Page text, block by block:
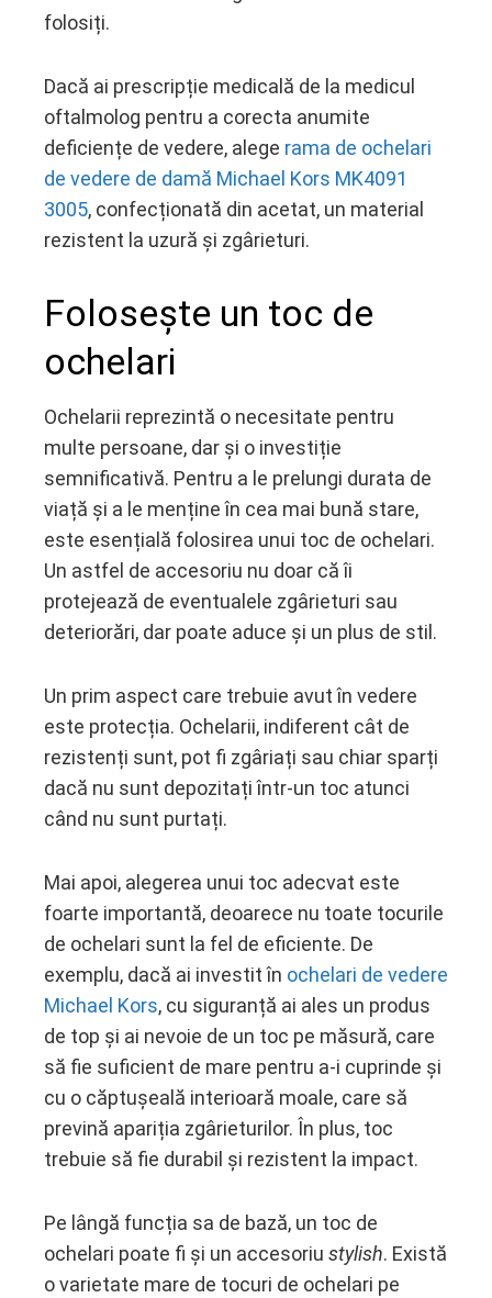
folosiți.
Dacă ai prescripție medicală de la medicul
oftalmolog pentru a corecta anumite
deficiențe de vedere, alege rama de ochelari
de vedere de damă Michael Kors MK4091
3005, confecționată din acetat, un material
rezistent la uzură și zgârieturi.
Folosește un toc de
ochelari
Ochelarii reprezintă o necesitate pentru
multe persoane, dar și o investiție
semnificativă. Pentru a le prelungi durata de
viață și a le menține în cea mai bună stare,
este esențială folosirea unui toc de ochelari.
Un astfel de accesoriu nu doar că îi
protejează de eventualele zgârieturi sau
deteriorări, dar poate aduce și un plus de stil.
Un prim aspect care trebuie avut în vedere
este protecția. Ochelarii, indiferent cât de
rezistenți sunt, pot fi zgâriați sau chiar sparți
dacă nu sunt depozitați într-un toc atunci
când nu sunt purtați.
Mai apoi, alegerea unui toc adecvat este
foarte importantă, deoarece nu toate tocurile
de ochelari sunt la fel de eficiente. De
exemplu, dacă ai investit în ochelari de vedere
Michael Kors, cu siguranță ai ales un produs
de top și ai nevoie de un toc pe măsură, care
să fie suficient de mare pentru a-i cuprinde și
cu o căptușeală interioară moale, care să
prevină apariția zgârieturilor. În plus, toc
trebuie să fie durabil și rezistent la impact.
Pe lângă funcția sa de bază, un toc de
ochelari poate fi și un accesoriu stylish. Există
o varietate mare de tocuri de ochelari pe